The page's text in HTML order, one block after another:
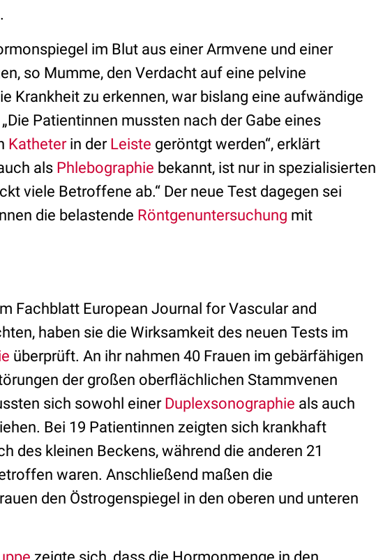
im Blut aus einer Armvene und einer
so Mumme, den Verdacht auf eine pelvine
Krankheit zu erkennen, war bislang eine aufwändige
Patientinnen mussten nach der Gabe eines
Katheterin der Leiste geröntgt werden“, erklärt
als Phlebographie bekannt, ist nur in spezialisierten
viele Betroffene ab.“ Der neue Test dagegen sei
die belastende Röntgenuntersuchung mit
Fachblatt European Journal for Vascular and
haben sie die Wirksamkeit des neuen Tests im
überprüft. An ihr nahmen 40 Frauen im gebärfähigen
der großen oberflächlichen Stammvenen
sich sowohl einerDuplexsonographie als auch
Bei 19 Patientinnen zeigten sich krankhaft
des kleinen Beckens, während die anderen 21
waren. Anschließend maßen die
den Östrogenspiegel in den oberen und unteren